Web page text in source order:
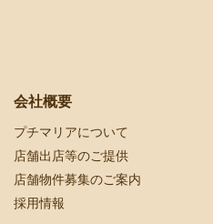
会社概要
プチマリアについて
店舗出店等のご提供
店舗物件募集のご案内
採用情報